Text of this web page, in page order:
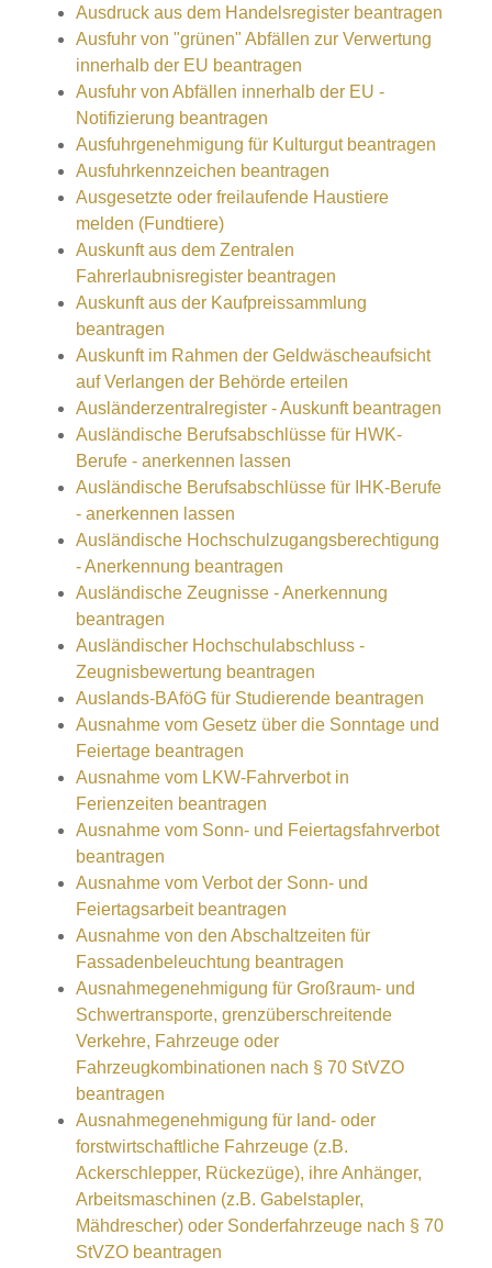
Ausdruck aus dem Handelsregister beantragen
Ausfuhr von "grünen" Abfällen zur Verwertung
innerhalb der EU beantragen
Ausfuhr von Abfällen innerhalb der EU -
Notifizierung beantragen
Ausfuhrgenehmigung für Kulturgut beantragen
Ausfuhrkennzeichen beantragen
Ausgesetzte oder freilaufende Haustiere
melden (Fundtiere)
Auskunft aus dem Zentralen
Fahrerlaubnisregister beantragen
Auskunft aus der Kaufpreissammlung
beantragen
Auskunft im Rahmen der Geldwäscheaufsicht
auf Verlangen der Behörde erteilen
Ausländerzentralregister - Auskunft beantragen
Ausländische Berufsabschlüsse für HWK-
Berufe - anerkennen lassen
Ausländische Berufsabschlüsse für IHK-Berufe
- anerkennen lassen
Ausländische Hochschulzugangsberechtigung
- Anerkennung beantragen
Ausländische Zeugnisse - Anerkennung
beantragen
Ausländischer Hochschulabschluss -
Zeugnisbewertung beantragen
Auslands-BAföG für Studierende beantragen
Ausnahme vom Gesetz über die Sonntage und
Feiertage beantragen
Ausnahme vom LKW-Fahrverbot in
Ferienzeiten beantragen
Ausnahme vom Sonn- und Feiertagsfahrverbot
beantragen
Ausnahme vom Verbot der Sonn- und
Feiertagsarbeit beantragen
Ausnahme von den Abschaltzeiten für
Fassadenbeleuchtung beantragen
Ausnahmegenehmigung für Großraum- und
Schwertransporte, grenzüberschreitende
Verkehre, Fahrzeuge oder
Fahrzeugkombinationen nach § 70 StVZO
beantragen
Ausnahmegenehmigung für land- oder
forstwirtschaftliche Fahrzeuge (z.B.
Ackerschlepper, Rückezüge), ihre Anhänger,
Arbeitsmaschinen (z.B. Gabelstapler,
Mähdrescher) oder Sonderfahrzeuge nach § 70
StVZO beantragen